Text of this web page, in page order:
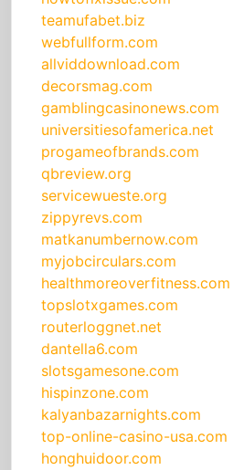
teamufabet.biz
webfullform.com
allviddownload.com
decorsmag.com
gamblingcasinonews.com
universitiesofamerica.net
progameofbrands.com
qbreview.org
servicewueste.org
zippyrevs.com
matkanumbernow.com
myjobcirculars.com
healthmoreoverfitness.com
topslotxgames.com
routerloggnet.net
dantella6.com
slotsgamesone.com
hispinzone.com
kalyanbazarnights.com
top-online-casino-usa.com
honghuidoor.com